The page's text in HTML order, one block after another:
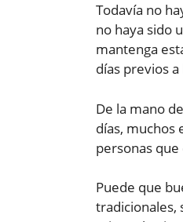
Todavía no
no haya sido
mantenga
días previos
De la mano
días, muchos
personas
Puede que
tradicionales,